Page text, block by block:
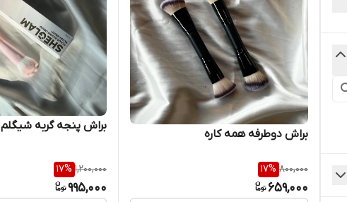
براش دوطرفه همه کاره
800,000
17%
659,000
براش پنجه گربه شیگلم
1,200,000
17%
995,000